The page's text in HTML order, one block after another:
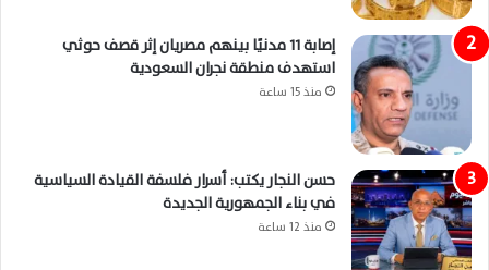
إصابة 11 مدنيًا بينهم مصريان إثر قصف حوثي
استهدف منطقة نجران السعودية
منذ 15 ساعة
حسن النجار يكتب: أسرار فلسفة القيادة السياسية
في بناء الجمهورية الجديدة
منذ 12 ساعة